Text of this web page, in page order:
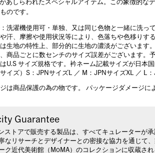
あしらわれたスペシャルアイテム。この象徴的
のです。
洗濯機使用可・単独、又は同じ色物と一緒に洗って
汗、摩擦や使用状況等により、色落ちや色移りす
生地の特性上、部分的に生地の濃淡がございます
商品ごとに数センチのサイズ誤差がございます。
U.S サイズ規格です。衿ネーム記載サイズが日本
サイズ）S：JPNサイズL ／ M：JPNサイズXL ／ L
は商品保護の為の物です。 パッケージダメージに
Guarantee
ストアで販売する製品は、すべてキュレーターが承
なリサーチとデザイナーとの密接な協力を通じて
ク近代美術館（MoMA）のコレクションに収蔵さ